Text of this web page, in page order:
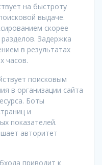
на быстроту
выдаче.
скорее
Задержка
в результатах
часов.
поисковым
в организации сайта
Боты
и
показателей.
авторитет
приводит к